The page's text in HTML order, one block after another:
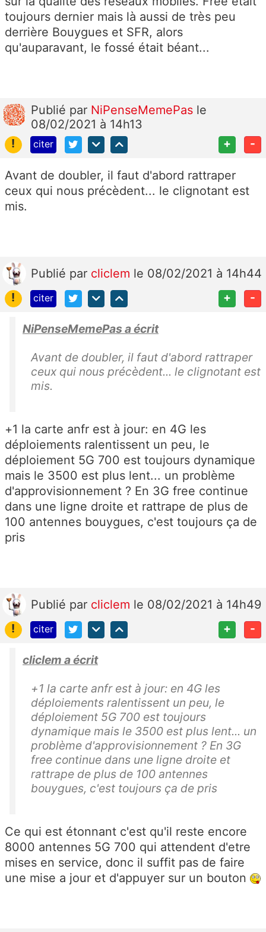
toujours dernier mais là aussi de très peu
derrière Bouygues et SFR, alors
qu'auparavant, le fossé était béant...
Publié par NiPenseMemePas le
08/02/2021 à 14h13
!
citer + -
Avant de doubler, il faut d'abord rattraper
ceux qui nous précèdent... le clignotant est
mis.
Publié par cliclem le 08/02/2021 à 14h44
!
citer + -
NiPenseMemePas a écrit
Avant de doubler, il faut d'abord rattraper
ceux qui nous précèdent... le clignotant est
mis.
+1 la carte anfr est à jour: en 4G les
déploiements ralentissent un peu, le
déploiement 5G 700 est toujours dynamique
mais le 3500 est plus lent... un problème
d'approvisionnement ? En 3G free continue
dans une ligne droite et rattrape de plus de
100 antennes bouygues, c'est toujours ça de
pris
Publié par cliclem le 08/02/2021 à 14h49
!
citer + -
cliclem a écrit
+1 la carte anfr est à jour: en 4G les
déploiements ralentissent un peu, le
déploiement 5G 700 est toujours
dynamique mais le 3500 est plus lent... un
problème d'approvisionnement ? En 3G
free continue dans une ligne droite et
rattrape de plus de 100 antennes
bouygues, c'est toujours ça de pris
Ce qui est étonnant c'est qu'il reste encore
8000 antennes 5G 700 qui attendent d'etre
mises en service, donc il suffit pas de faire
une mise a jour et d'appuyer sur un bouton